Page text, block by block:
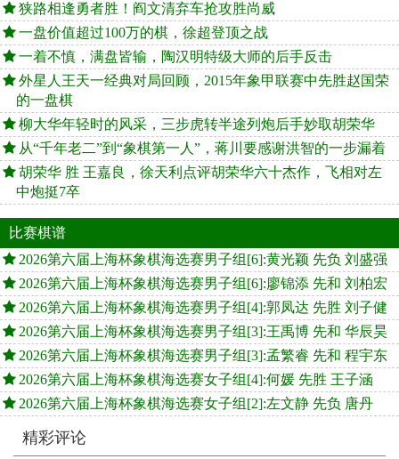
狭路相逢勇者胜！阎文清弃车抢攻胜尚威
一盘价值超过100万的棋，徐超登顶之战
一着不慎，满盘皆输，陶汉明特级大师的后手反击
外星人王天一经典对局回顾，2015年象甲联赛中先胜赵国荣
的一盘棋
柳大华年轻时的风采，三步虎转半途列炮后手妙取胡荣华
从“千年老二”到“象棋第一人”，蒋川要感谢洪智的一步漏着
胡荣华 胜 王嘉良，徐天利点评胡荣华六十杰作，飞相对左
中炮挺7卒
比赛棋谱
2026第六届上海杯象棋海选赛男子组[6]:黄光颖 先负 刘盛强
2026第六届上海杯象棋海选赛男子组[6]:廖锦添 先和 刘柏宏
2026第六届上海杯象棋海选赛男子组[4]:郭凤达 先胜 刘子健
2026第六届上海杯象棋海选赛男子组[3]:王禹博 先和 华辰昊
2026第六届上海杯象棋海选赛男子组[3]:孟繁睿 先和 程宇东
2026第六届上海杯象棋海选赛女子组[4]:何媛 先胜 王子涵
2026第六届上海杯象棋海选赛女子组[2]:左文静 先负 唐丹
精彩评论